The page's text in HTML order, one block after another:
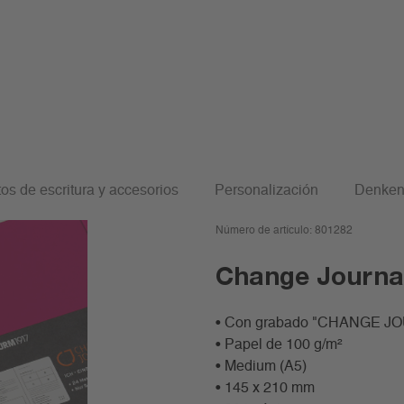
de escritura y accesorios Personalización
Número de artículo: 801282
Change
• Con grabado "CHANGE
• Papel de 100 g/m²
• Medium (A5)
• 145 x 210 mm